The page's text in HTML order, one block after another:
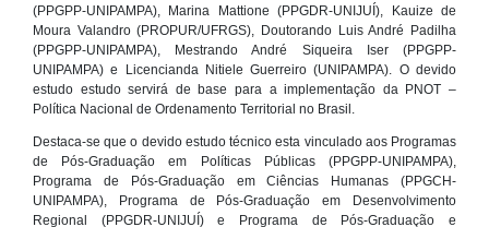
(PPGPP-UNIPAMPA), Marina Mattione (PPGDR-UNIJUÍ), Kauize de
Moura Valandro (PROPUR/UFRGS), Doutorando Luis André Padilha
(PPGPP-UNIPAMPA), Mestrando André Siqueira Iser (PPGPP-
UNIPAMPA) e Licencianda Nitiele Guerreiro (UNIPAMPA). O devido
estudo estudo servirá de base para a implementação da PNOT –
Política Nacional de Ordenamento Territorial no Brasil.
Destaca-se que o devido estudo técnico esta vinculado aos Programas
de Pós-Graduação em Políticas Públicas (PPGPP-UNIPAMPA),
Programa de Pós-Graduação em Ciências Humanas (PPGCH-
UNIPAMPA), Programa de Pós-Graduação em Desenvolvimento
Regional (PPGDR-UNIJUÍ) e Programa de Pós-Graduação e